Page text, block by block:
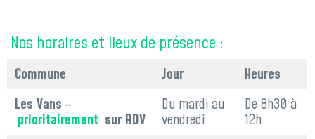
Nos horaires et lieux de présence :
Commune Jour
Heures
Les Vans –
prioritairement sur RDV
Du mardi au
vendredi
De 8h30 à
12h